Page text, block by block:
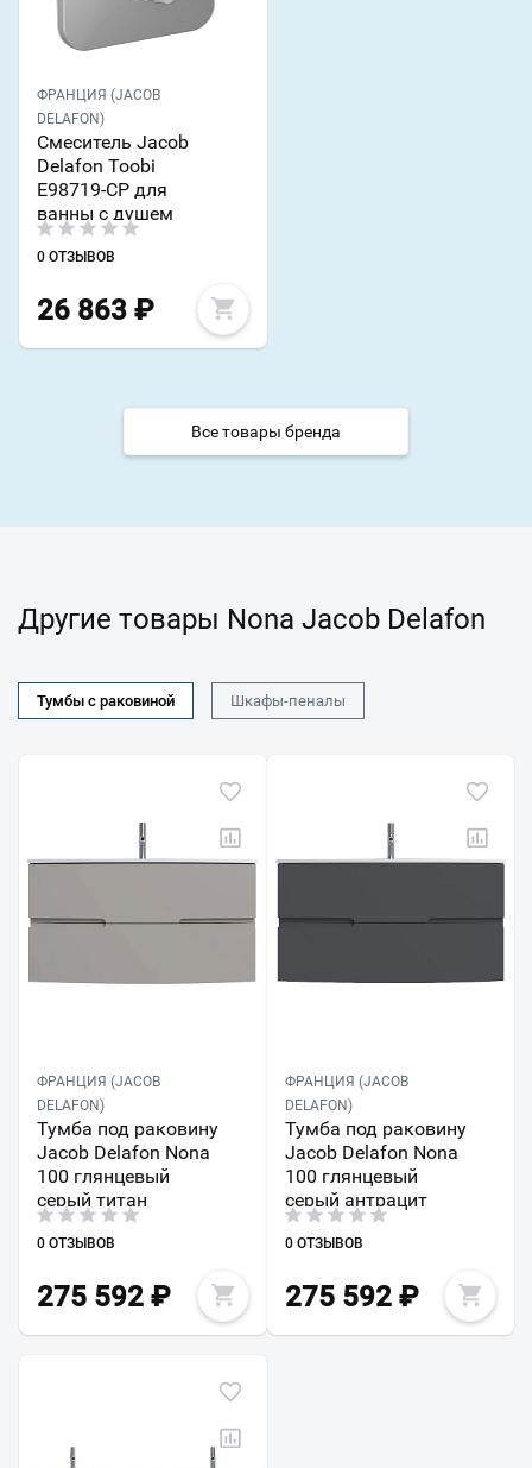
ФРАНЦИЯ (JACOB
DELAFON)
Смеситель Jacob
Delafon Toobi
E98719-CP для
ванны с душем
0 ОТЗЫВОВ
26 863 ₽
Все товары бренда
Другие товары Nona Jacob Delafon
Тумбы с раковиной Шкафы-пеналы
ФРАНЦИЯ (JACOB
DELAFON)
Тумба под раковину
Jacob Delafon Nona
100 глянцевый
серый титан
0 ОТЗЫВОВ
275 592 ₽
ФРАНЦИЯ (JACOB
DELAFON)
Тумба под раковину
Jacob Delafon Nona
100 глянцевый
серый антрацит
0 ОТЗЫВОВ
275 592₽